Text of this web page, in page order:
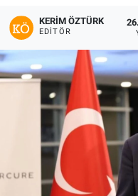
KERIM ÖZTÜRK
EDITÖR